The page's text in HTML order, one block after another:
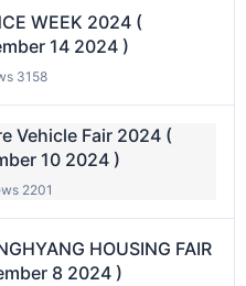
WEEK 2024 (
14 2024 )
3158
Vehicle Fair 2024 (
10 2024 )
2201
HOUSING FAIR
8 2024 )